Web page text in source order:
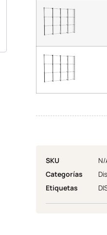
SKU
N/
Categorías
Etiquetas